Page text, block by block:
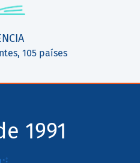
105 países
1991